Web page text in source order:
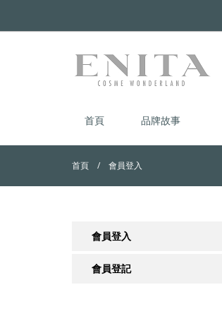
首頁 品牌故事
首頁 會員登入
會員登入
會員登記